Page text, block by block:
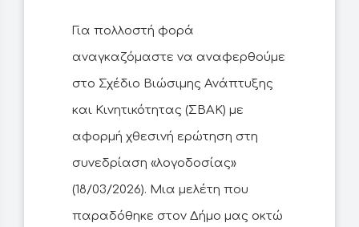
Για πολλοστή φορά
αναγκαζόμαστε να αναφερθούμε
στο Σχέδιο Βιώσιμης Ανάπτυξης
και Κινητικότητας (ΣΒΑΚ) με
αφορμή χθεσινή ερώτηση στη
συνεδρίαση «λογοδοσίας»
(18/03/2026). Μια μελέτη που
παραδόθηκε στον Δήμο μας οκτώ